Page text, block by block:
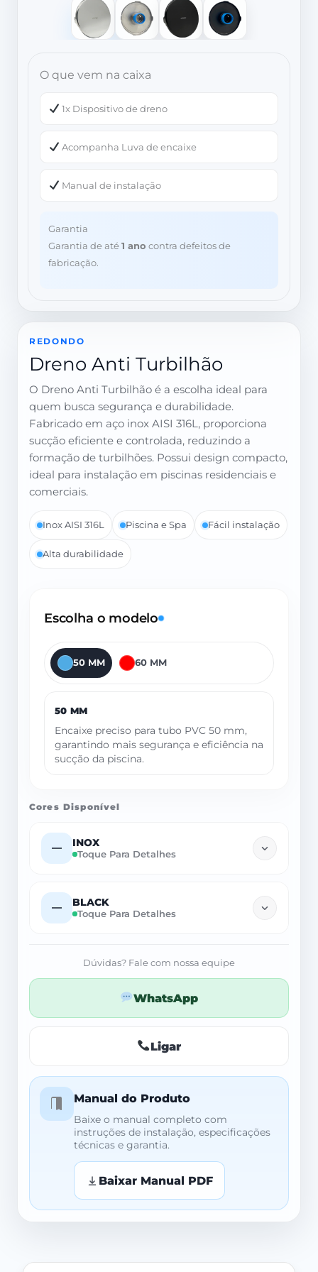
O que vem na caixa
1x Dispositivo de dreno
Acompanha Luva de encaixe
Manual de instalação
Garantia
Garantia de até1 ano contra defeitos de
fabricação.
REDONDO
Dreno Anti Turbilhão
O Dreno Anti Turbilhão é a escolha ideal para
quem busca segurança e durabilidade.
Fabricado em aço inox AISI 316L, proporciona
sucção eficiente e controlada, reduzindo a
formação de turbilhões. Possui design compacto,
ideal para instalação em piscinas residenciais e
comerciais.
Inox AISI 316L Piscina e Spa Fácil instalação
Alta durabilidade
Escolha o modelo
50 MM 60 MM
50 MM
Encaixe preciso para tubo PVC 50 mm,
garantindo mais segurança e eficiência na
sucção da piscina.
Cores Disponível
—
INOX
Toque Para Detalhes
—
BLACK
Toque Para Detalhes
Dúvidas? Fale com nossa equipe
WhatsApp
Ligar
Manual do Produto
Baixe o manual completo com
instruções de instalação, especificações
técnicas e garantia.
Baixar Manual PDF